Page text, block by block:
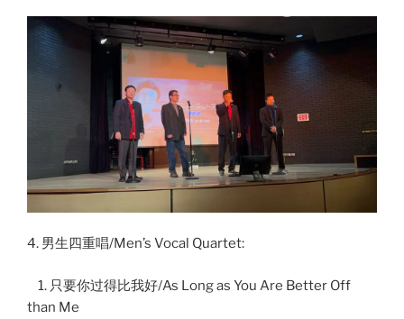
4. 男生四重唱/Men’s Vocal Quartet:
1. 只要你过得比我好/As Long as You Are Better Off
than Me